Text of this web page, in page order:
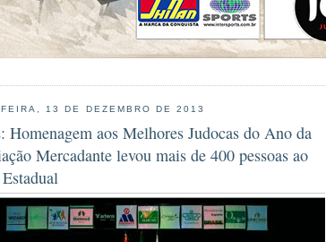
13 DE DEZEMBRO DE 2013
Homenagem aos Melhores Judocas do Ano da
Mercadante levou mais de 400 pessoas ao